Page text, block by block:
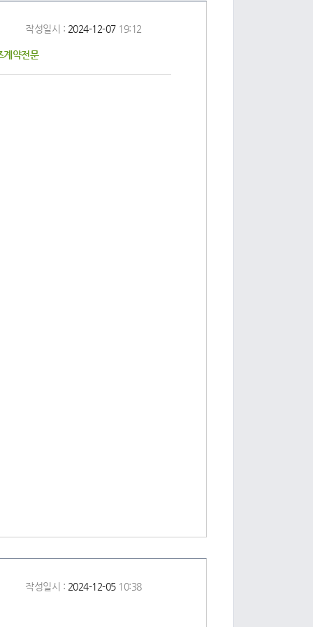
작성일시 : 2024-12-0719:12
계약전문
작성일시 : 2024-12-0510:38